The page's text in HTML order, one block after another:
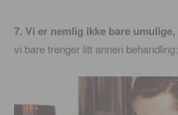
7. Vi er nemlig ikke bare umulige,
vi bare trenger litt annen behandling: